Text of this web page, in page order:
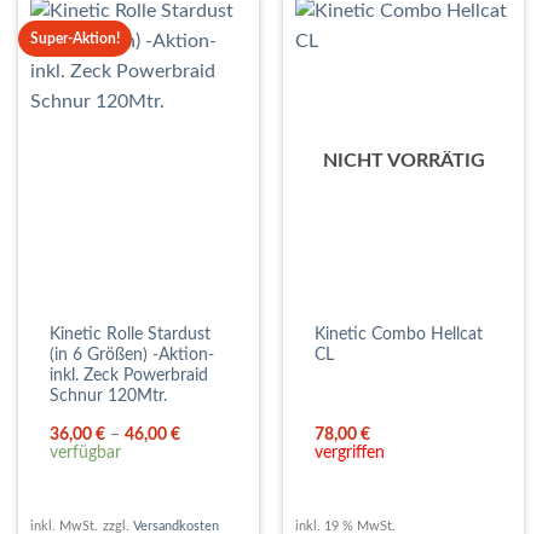
Super-Aktion!
Kinetic Rolle Stardust
(in 6 Größen) -Aktion-
inkl. Zeck Powerbraid
Schnur 120Mtr.
36,00€ –46,00€
verfügbar
inkl. MwSt. zzgl. Versandkosten
NICHT VORRÄTIG
Kinetic Combo Hellcat
CL
78,00€
vergriffen
inkl. 19 % MwSt.